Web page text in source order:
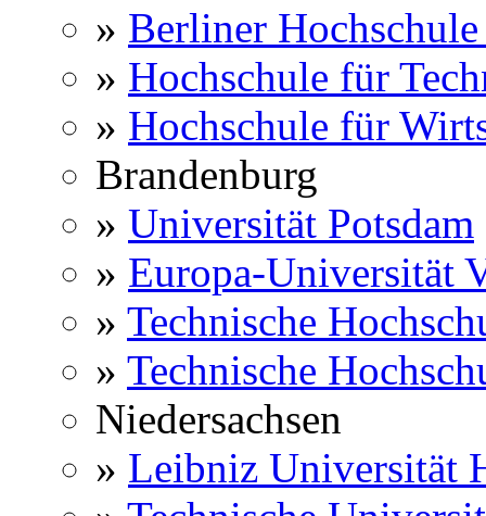
» Berliner
» Hochschule für
» Hochschule für
Brandenburg
» Universität Potsdam
» Europa-Universität
» Technische
» Technische
Niedersachsen
» Leibniz Universität